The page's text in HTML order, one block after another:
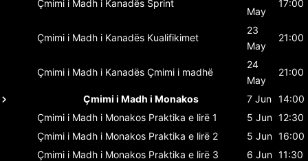
Çmimi i Madh i Kanadës Sprint
May
17:00
Çmimi i Madh i Kanadës Kualifikimet
23
May
21:00
Çmimi i Madh i Kanadës Çmimi i madhë
24
May
21:00
Çmimi i Madh i Monakos 7 Jun 14:00
Çmimi i Madh i Monakos Praktika e lirë 1 5 Jun 12:30
Çmimi i Madh i Monakos Praktika e lirë 2 5 Jun 16:00
Çmimi i Madh i Monakos Praktika e lirë 3 6 Jun 11:30